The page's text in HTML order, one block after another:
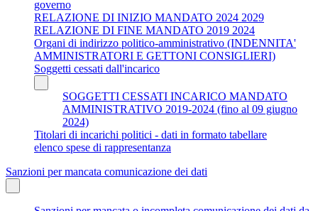
governo
RELAZIONE DI INIZIO MANDATO 2024 2029
RELAZIONE DI FINE MANDATO 2019 2024
Organi di indirizzo politico-amministrativo (INDENNITA'
AMMINISTRATORI E GETTONI CONSIGLIERI)
Soggetti cessati dall'incarico
SOGGETTI CESSATI INCARICO MANDATO
AMMINISTRATIVO 2019-2024 (fino al 09 giugno
2024)
Titolari di incarichi politici - dati in formato tabellare
elenco spese di rappresentanza
Sanzioni per mancata comunicazione dei dati